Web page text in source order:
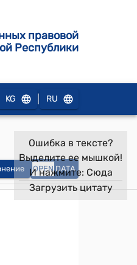
правовой
Республики
KG RU
OPEN DATA
Ошибка в тексте?
Выделите ее мышкой!
И нажмите: Сюда
Загрузить цитату